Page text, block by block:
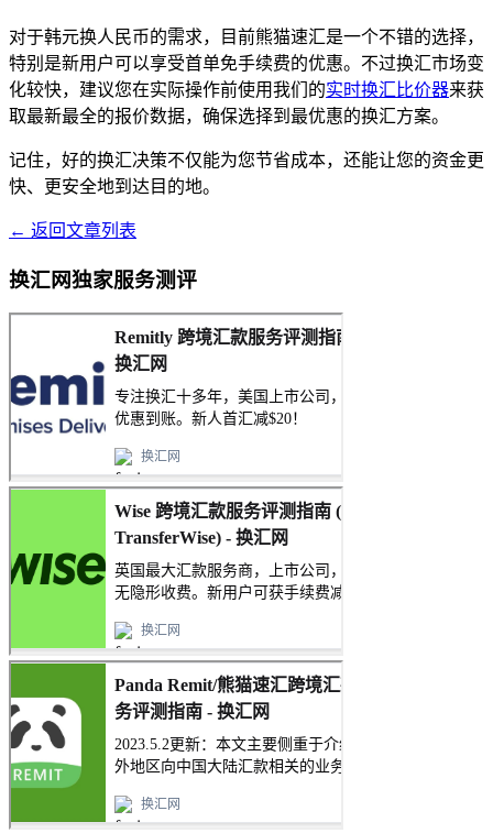
对于韩元换人民币的需求，目前熊猫速汇是一个不错的选择，
特别是新用户可以享受首单免手续费的优惠。不过换汇市场变
化较快，建议您在实际操作前使用我们的实时换汇比价器来获
取最新最全的报价数据，确保选择到最优惠的换汇方案。
记住，好的换汇决策不仅能为您节省成本，还能让您的资金更
快、更安全地到达目的地。
← 返回文章列表
换汇网独家服务测评